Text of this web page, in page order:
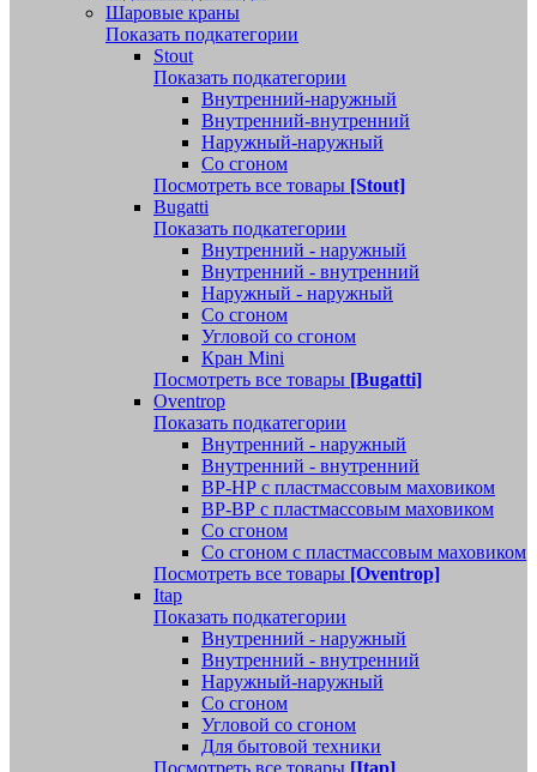
Шаровые краны
Показать подкатегории
Stout
Показать подкатегории
Внутренний-наружный
Внутренний-внутренний
Наружный-наружный
Со сгоном
Посмотреть все товары [Stout]
Bugatti
Показать подкатегории
Внутренний - наружный
Внутренний - внутренний
Наружный - наружный
Со сгоном
Угловой со сгоном
Кран Mini
Посмотреть все товары [Bugatti]
Oventrop
Показать подкатегории
Внутренний - наружный
Внутренний - внутренний
ВР-НР с пластмассовым маховиком
ВР-ВР с пластмассовым маховиком
Со сгоном
Со сгоном с пластмассовым маховиком
Посмотреть все товары [Oventrop]
Itap
Показать подкатегории
Внутренний - наружный
Внутренний - внутренний
Наружный-наружный
Со сгоном
Угловой со сгоном
Для бытовой техники
Посмотреть все товары [Itap]